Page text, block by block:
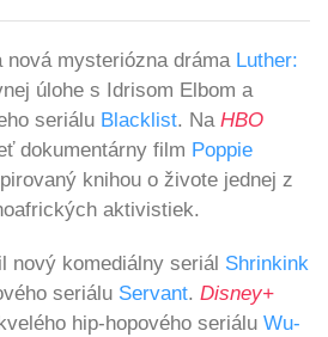
nová mysteriózna dráma Luther:
úlohe s Idrisom Elbom a
seriálu Blacklist. Na HBO
dokumentárny film Poppie
knihou o živote jednej z
aktivistiek.
nový komediálny seriál Shrinkink
seriálu Servant. Disney+
hip-hopového seriálu Wu-